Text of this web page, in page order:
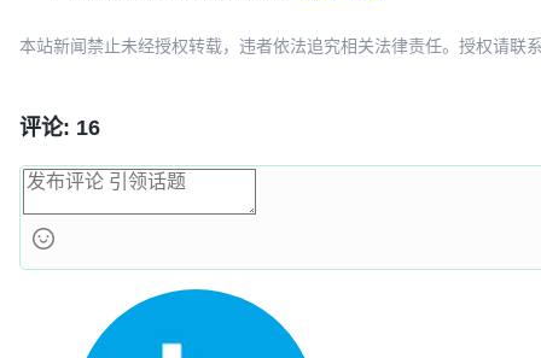
本站新闻禁止未经授权转载，违者依法追究相关法律责任。授权请联
评论: 16